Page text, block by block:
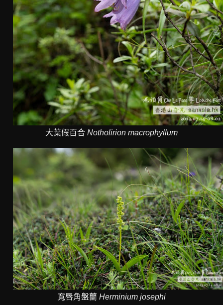
大葉假百合 Notholirion macrophyllum
寬唇角盤蘭 Herminium josephi